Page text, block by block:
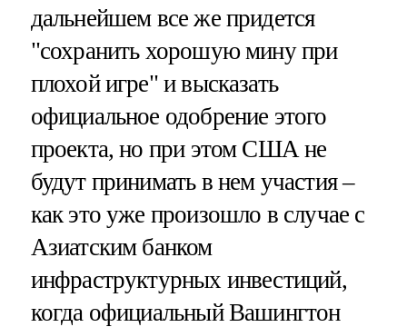
дальнейшем все же придется
"сохранить хорошую мину при
плохой игре" и высказать
официальное одобрение этого
проекта, но при этом США не
будут принимать в нем участия –
как это уже произошло в случае с
Азиатским банком
инфраструктурных инвестиций,
когда официальный Вашингтон